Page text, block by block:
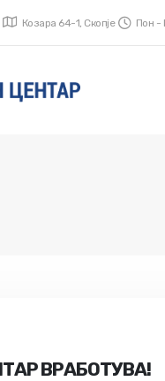
Козара 64-1, Скопје Пон -
ВРАБОТУВА!